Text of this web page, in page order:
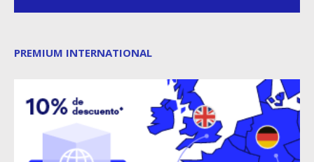
PREMIUM INTERNATIONAL